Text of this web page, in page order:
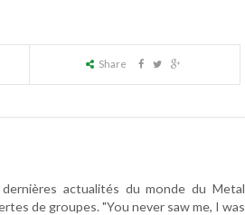
Share
actualités du monde du Metal
de groupes. "You never saw me, I was